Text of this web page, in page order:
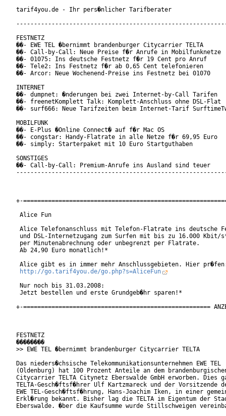
tarif4you.de - Ihr pers�nlicher Tarifberater
FESTNETZ
��- EWE TEL �bernimmt brandenburger Citycarrier TELTA
��- Call-by-Call: Neue Preise f�r Anrufe in Mobilfunknetze
��- 01075: Ins deutsche Festnetz f�r 19 Cent pro Anruf
��- Tele2: Ins Festnetz f�r ab 0,65 Cent telefonieren
��- Arcor: Neue Wochenend-Preise ins Festnetz bei 01070
INTERNET
��- dumpnet: �nderungen bei zwei Internet-by-Call Tarifen
��- freenetKomplett Talk: Komplett-Anschluss ohne DSL-Flat
��- surf666: Neue Tarifzeiten beim Internet-Tarif
MOBILFUNK
��- E-Plus �Online Connect� auf f�r Mac OS
��- congstar: Handy-Flatrate in alle Netze f�r 69,95 Euro
��- simply: Starterpaket mit 10 Euro Startguthaben
SONSTIGES
��- Call-by-Call: Premium-Anrufe ins Ausland sind teuer
+-
Alice Fun
Alice Telefonanschluss mit Telefon-Flatrate ins deutsche
und DSL-Internetzugang zum Surfen mit bis zu 16.000 Kbit/
per Minutenabrechnung oder unbegrenzt per Flatrate.
Ab 24,90 Euro monatlich!*
Alice gibt es in immer mehr Anschlussgebieten. Hier
http://go.tarif4you.de/go.php?s=AliceFun
Nur noch bis 31.03.2008:
Jetzt bestellen und erste Grundgeb�hr sparen!*
+-=====================================================
FESTNETZ
��������
>> EWE TEL �bernimmt brandenburger Citycarrier TELTA
Das nieders�chsische Telekommunikationsunternehmen EWE TEL
(Oldenburg) hat 100 Prozent Anteile an dem
Citycarrier TELTA Citynetz Eberswalde GmbH erworben. Dies
TELTA-Gesch�ftsf�hrer Ulf Kartzmareck und der Vorsitzende
EWE TEL-Gesch�ftsf�hrung, Hans-Joachim Iken, in einer
Erkl�rung bekannt. Bisher lag die TELTA im Eigentum der
Eberswalde. �ber die Kaufsumme wurde Stillschweigen